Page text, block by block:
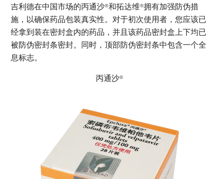
吉利德在中国市场的丙通沙®和拓达维®拥有加强防伪措
施，以确保药品包装真实性。对于初次使用者，您应该已
经拿到装在密封盒内的药品，并且该药品密封盒上下均已
被防伪密封条密封。同时，顶部防伪密封条中包含一个全
息标志。
丙通沙®